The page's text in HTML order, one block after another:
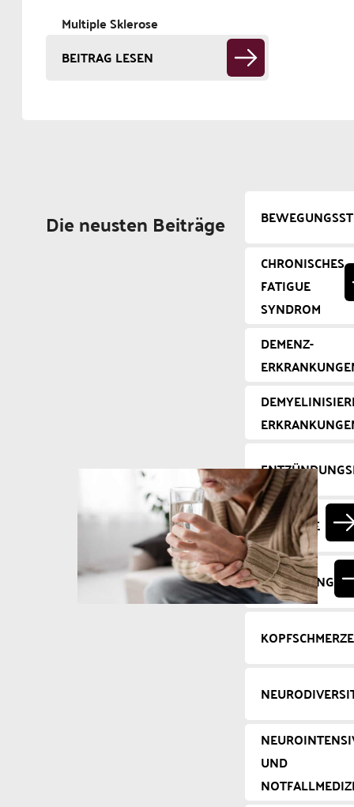
Multiple Sklerose
BEITRAG LESEN
Die neusten Beiträge
CHRONISCHES
FATIGUE
SYNDROM
DEMENZ-
EPILEPSIE
FORSCHUNG
UND